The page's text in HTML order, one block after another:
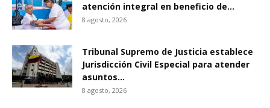
atención integral en beneficio de...
8 agosto, 2026
Tribunal Supremo de Justicia establece
Jurisdicción Civil Especial para atender
asuntos...
8 agosto, 2026